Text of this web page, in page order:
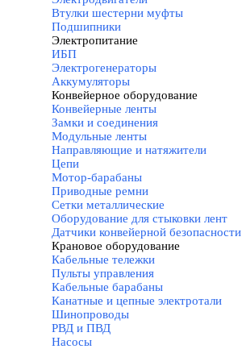
Втулки шестерни муфты
Подшипники
Электропитание
ИБП
Электрогенераторы
Аккумуляторы
Конвейерное оборудование
Конвейерные ленты
Замки и соединения
Модульные ленты
Направляющие и натяжители
Цепи
Мотор-барабаны
Приводные ремни
Сетки металлические
Оборудование для стыковки лент
Датчики конвейерной безопасности
Крановое оборудование
Кабельные тележки
Пульты управления
Кабельные барабаны
Канатные и цепные электротали
Шинопроводы
РВД и ПВД
Насосы